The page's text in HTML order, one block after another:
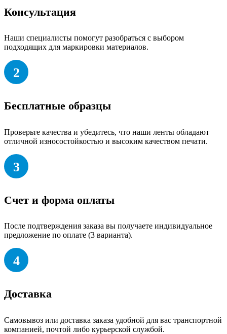
Консультация
Наши специалисты помогут разобраться с выбором
подходящих для маркировки материалов.
2
Бесплатные образцы
Проверьте качества и убедитесь, что наши ленты обладают
отличной износостойкостью и высоким качеством печати.
3
Счет и форма оплаты
После подтверждения заказа вы получаете индивидуальное
предложение по оплате (3 варианта).
4
Доставка
Самовывоз или доставка заказа удобной для вас транспортной
компанией, почтой либо курьерской службой.